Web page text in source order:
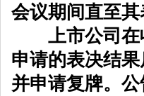
会议期间直至
上市公司在
申请的表决结
并申请复牌。